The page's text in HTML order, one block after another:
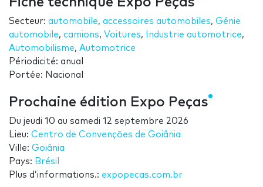
Secteur: automobile, accessoires automobiles, Génie
automobile, camions, Voitures, Industrie automotrice,
Automobilisme, Automotrice
Périodicité: anual
Portée: Nacional
Prochaine édition Expo Peças
Du jeudi 10 au samedi 12 septembre 2026
Lieu: Centro de Convenções de Goiânia
Ville: Goiânia
Pays: Brésil
Plus d’informations.: expopecas.com.br